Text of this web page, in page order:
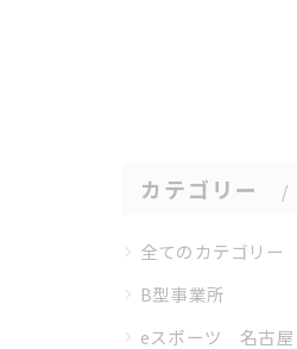
カテゴリー
全てのカテゴリー
B型事業所
eスポーツ 名古屋